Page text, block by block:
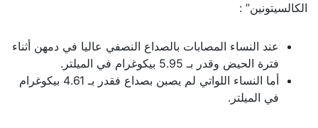
الكالسيتونين” :
عند النساء المصابات بالصداع النصفي عاليا في دمهن أثناء
فترة الحيض وقدر بـ 5.95 بيكوغرام في الميلتر.
أما النساء اللواتي لم يصبن بصداع فقدر بـ 4.61 بيكوغرام
في الميلتر.